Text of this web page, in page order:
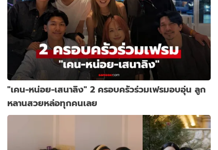
"เคน-หน่อย-เสนาลิง" 2 ครอบครัวร่วมเฟรมอบอุ่น ลูก
หลานสวยหล่อทุกคนเลย